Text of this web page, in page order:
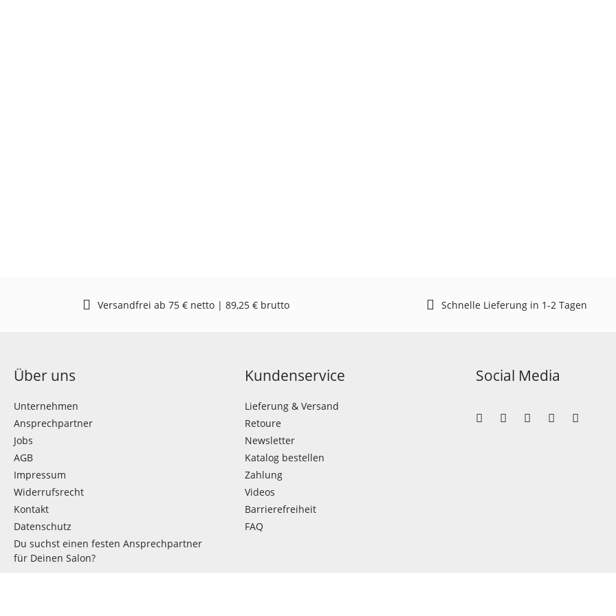
Versandfrei ab 75 € netto | 89,25 € brutto Schnelle Lieferung in 1-2 Tagen
Über uns
Unternehmen
Ansprechpartner
Jobs
AGB
Impressum
Widerrufsrecht
Kontakt
Datenschutz
Du suchst einen festen Ansprechpartner
für Deinen Salon?
Kundenservice
Lieferung & Versand
Retoure
Newsletter
Katalog bestellen
Zahlung
Videos
Barrierefreiheit
FAQ
Social Media